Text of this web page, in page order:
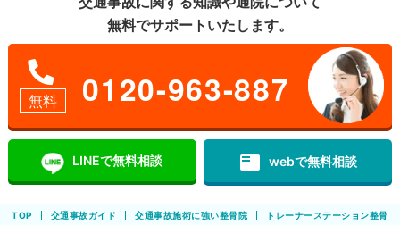
無料でサポートいたします。
無料 0120-963-887
LINEで無料相談 featured_play_list webで無料相談
TOP 交通事故ガイド 交通事故施術に強い整骨院 トレーナーステーション整骨